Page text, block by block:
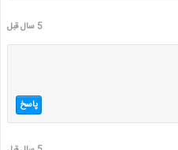
5 سال قبل
پاسخ